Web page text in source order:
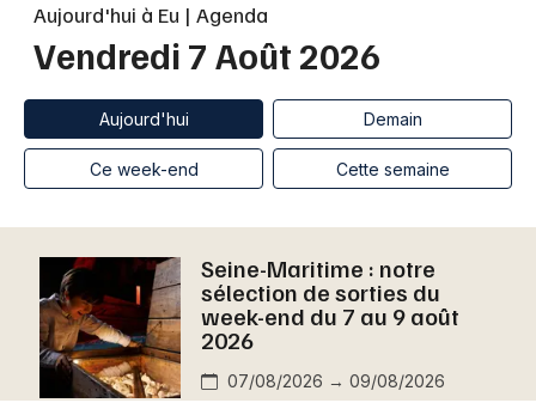
Grands événements
Activité & Expérience
Foires & salons
Spectacles
Concerts
Colmar
Lille
Lyon
Marseille
Montpellier
Nantes
Nice
Aujourd'hui à Eu | Agenda
Vendredi 7 Août 2026
Aujourd'hui Demain
Ce week-end Cette semaine
Seine-Maritime : notre
sélection de sorties du
week-end du 7 au 9 août
2026
07/08/2026 → 09/08/2026
Haute-Normandie
Partout
Changer de lieu
Aujourd'hui
Demain Ce week-end Autre